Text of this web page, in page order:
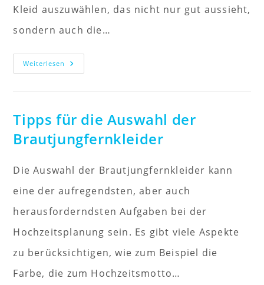
Kleid auszuwählen, das nicht nur gut aussieht,
sondern auch die…
Weiterlesen Hochzeitskleider
Für
Tipps für die Auswahl der
Brautjungfernkleider
Die Auswahl der Brautjungfernkleider kann
eine der aufregendsten, aber auch
herausforderndsten Aufgaben bei der
Hochzeitsplanung sein. Es gibt viele Aspekte
zu berücksichtigen, wie zum Beispiel die
Farbe, die zum Hochzeitsmotto…